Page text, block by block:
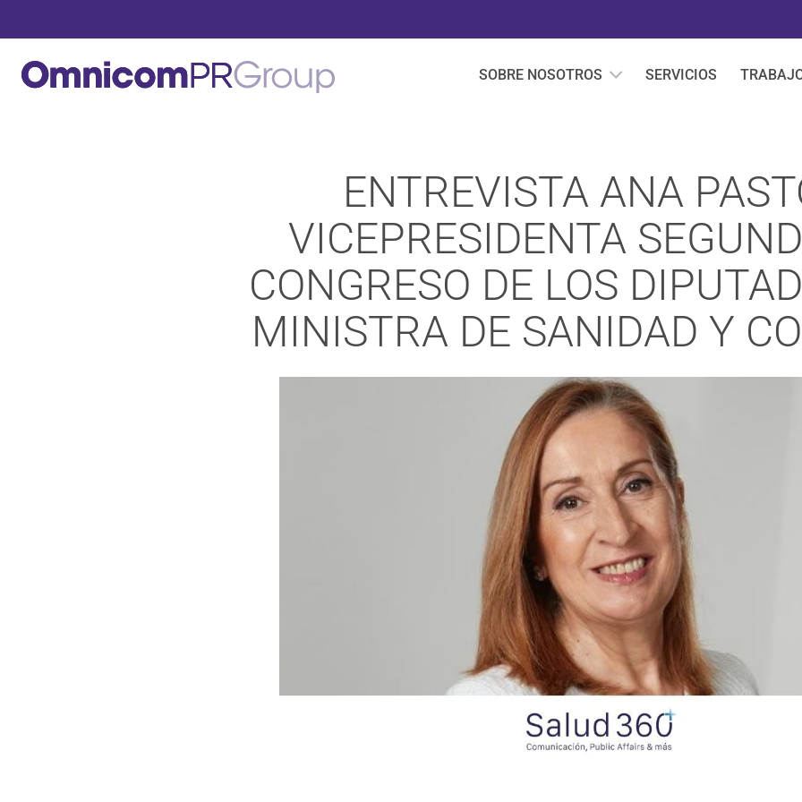
SOBRE NOSOTROS SERVICIOS
ENTREVISTA ANA
VICEPRESIDENTA
CONGRESO DE LOS
MINISTRA DE SANIDAD Y